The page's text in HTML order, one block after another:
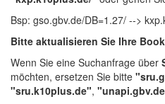
Bsp: gso.gbv.de/DB=1.27/ -->
Bitte aktualisieren Sie Ihre
Wenn Sie eine Suchanfrage über
möchten, ersetzen Sie bitte
"sru.k10plus.de",